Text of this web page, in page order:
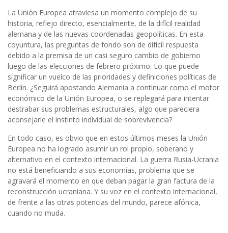
La Unión Europea atraviesa un momento complejo de su
historia, reflejo directo, esencialmente, de la difícil realidad
alemana y de las nuevas coordenadas geopolíticas. En esta
coyuntura, las preguntas de fondo son de difícil respuesta
debido a la premisa de un casi seguro cambio de gobierno
luego de las elecciones de febrero próximo. Lo que puede
significar un vuelco de las prioridades y definiciones políticas de
Berlín. ¿Seguirá apostando Alemania a continuar como el motor
económico de la Unión Europea, o se replegará para intentar
destrabar sus problemas estructurales, algo que pareciera
aconsejarle el instinto individual de sobrevivencia?
En todo caso, es obvio que en estos últimos meses la Unión
Europea no ha logrado asumir un rol propio, soberano y
alternativo en el contexto internacional. La guerra Rusia-Ucrania
no está beneficiando a sus economías, problema que se
agravará el momento en que deban pagar la gran factura de la
reconstrucción ucraniana. Y su voz en el contexto internacional,
de frente a las otras potencias del mundo, parece afónica,
cuando no muda.